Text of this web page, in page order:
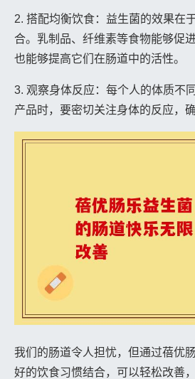
2. 搭配均衡饮食：益生菌的效果在
合。乳制品、纤维素等食物能够促
也能够提高它们在肠道中的活性。
3. 观察身体反应：每个人的体质不
产品时，要密切关注身体的反应，
我们的肠道令人担忧，但通过蓓优
好的饮食习惯结合，可以轻松改善